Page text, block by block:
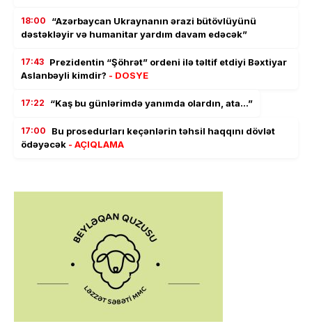
18:00
“Azərbaycan Ukraynanın ərazi bütövlüyünü
dəstəkləyir və humanitar yardım davam edəcək”
17:43 Prezidentin “Şöhrət” ordeni ilə təltif etdiyi Bəxtiyar
Aslanbəyli kimdir? - DOSYE
17:22 “Kaş bu günlərimdə yanımda olardın, ata…”
17:00
Bu prosedurları keçənlərin təhsil haqqını dövlət
ödəyəcək - AÇIQLAMA